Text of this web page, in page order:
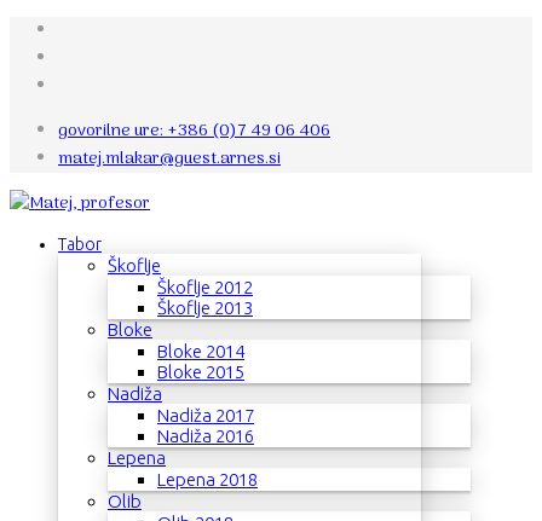
govorilne ure: +386 (0)7 49 06 406
matej.mlakar@guest.arnes.si
Tabor
Škoflje
Škoflje 2012
Škoflje 2013
Bloke
Bloke 2014
Bloke 2015
Nadiža
Nadiža 2017
Nadiža 2016
Lepena
Lepena 2018
Olib